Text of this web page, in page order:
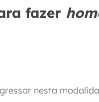
fazer
nesta